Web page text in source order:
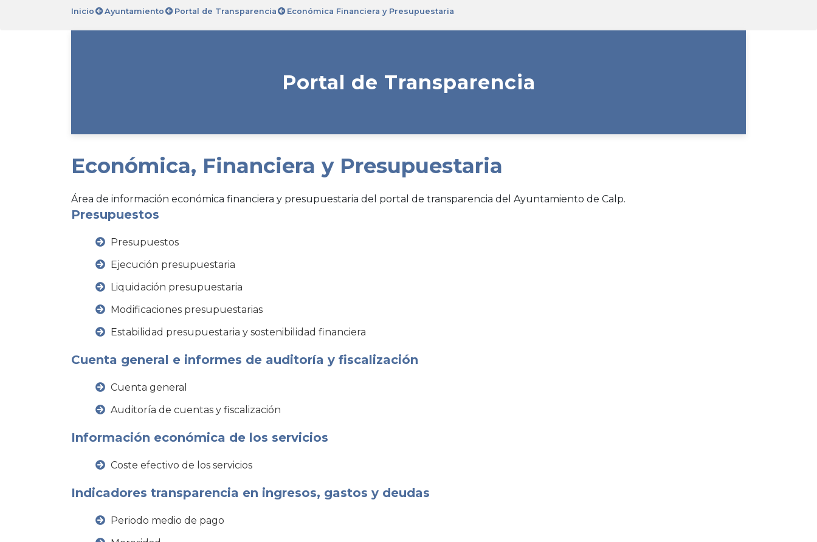
Inicio Ayuntamiento Portal de Transparencia Económica Financiera y Presupuestaria
Portal de Transparencia
Económica, Financiera y Presupuestaria
Área de información económica financiera y presupuestaria del portal de transparencia del Ayuntamiento de Calp.
Presupuestos
Presupuestos
Ejecución presupuestaria
Liquidación presupuestaria
Modificaciones presupuestarias
Estabilidad presupuestaria y sostenibilidad financiera
Cuenta general e informes de auditoría y fiscalización
Cuenta general
Auditoría de cuentas y fiscalización
Información económica de los servicios
Coste efectivo de los servicios
Indicadores transparencia en ingresos, gastos y deudas
Periodo medio de pago